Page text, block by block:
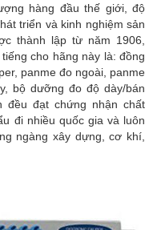
hàng đầu thế giới, độ
triển và kinh nghiệm sản
thành lập từ năm 1906,
cho hãng này là: đồng
panme đo ngoài, panme
bộ dưỡng đo độ dày/bán
đều đạt chứng nhận chất
đi nhiều quốc gia và luôn
ngàng xây dựng, cơ khí,